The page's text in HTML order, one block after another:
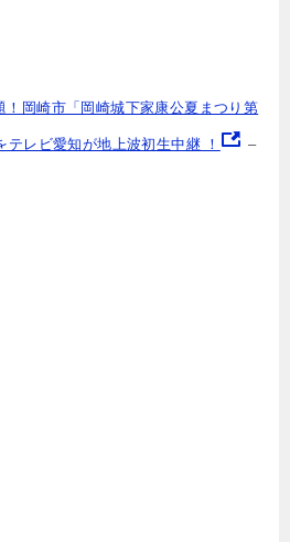
！岡崎市「岡崎城下家康公夏まつり第
レビ愛知が地上波初生中継 ！ –